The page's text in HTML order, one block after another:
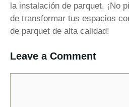
la instalación de parquet. ¡No
de transformar tus espacios
de parquet de alta calidad!
Leave a Comment